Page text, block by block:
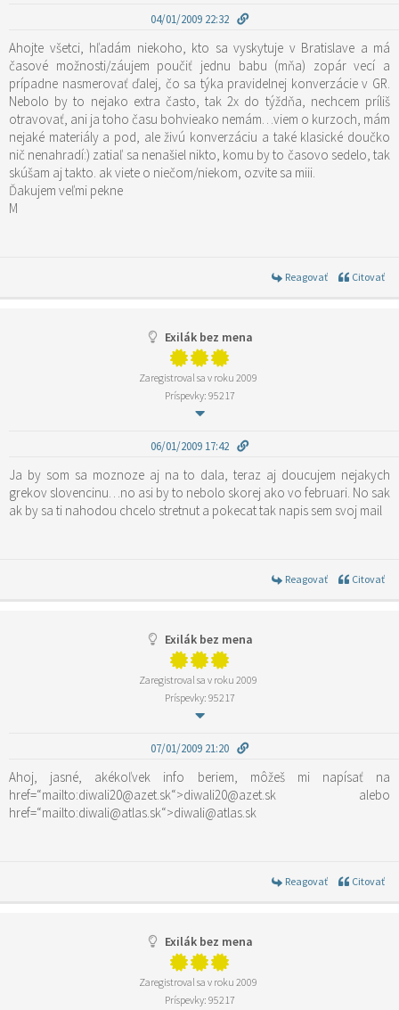
04/01/2009 22:32
Ahojte všetci, hľadám niekoho, kto sa vyskytuje v Bratislave a má
časové možnosti/záujem poučiť jednu babu (mňa) zopár vecí a
prípadne nasmerovať ďalej, čo sa týka pravidelnej konverzácie v GR.
Nebolo by to nejako extra často, tak 2x do týždňa, nechcem príliš
otravovať, ani ja toho času bohvieako nemám…viem o kurzoch, mám
nejaké materiály a pod, ale živú konverzáciu a také klasické doučko
nič nenahradí:) zatiaľ sa nenašiel nikto, komu by to časovo sedelo, tak
skúšam aj takto. ak viete o niečom/niekom, ozvite sa miii.
Ďakujem veľmi pekne
M
Reagovať Citovať
Exilák bez mena
Zaregistroval sa v roku 2009
Príspevky: 95217
06/01/2009 17:42
Ja by som sa moznoze aj na to dala, teraz aj doucujem nejakych
grekov slovencinu…no asi by to nebolo skorej ako vo februari. No sak
ak by sa ti nahodou chcelo stretnut a pokecat tak napis sem svoj mail
Reagovať Citovať
Exilák bez mena
Zaregistroval sa v roku 2009
Príspevky: 95217
07/01/2009 21:20
Ahoj, jasné, akékoľvek info beriem, môžeš mi napísať na
href=“mailto:diwali20@azet.sk“>diwali20@azet.sk alebo
href=“mailto:diwali@atlas.sk“>diwali@atlas.sk
Reagovať Citovať
Exilák bez mena
Zaregistroval sa v roku 2009
Príspevky: 95217